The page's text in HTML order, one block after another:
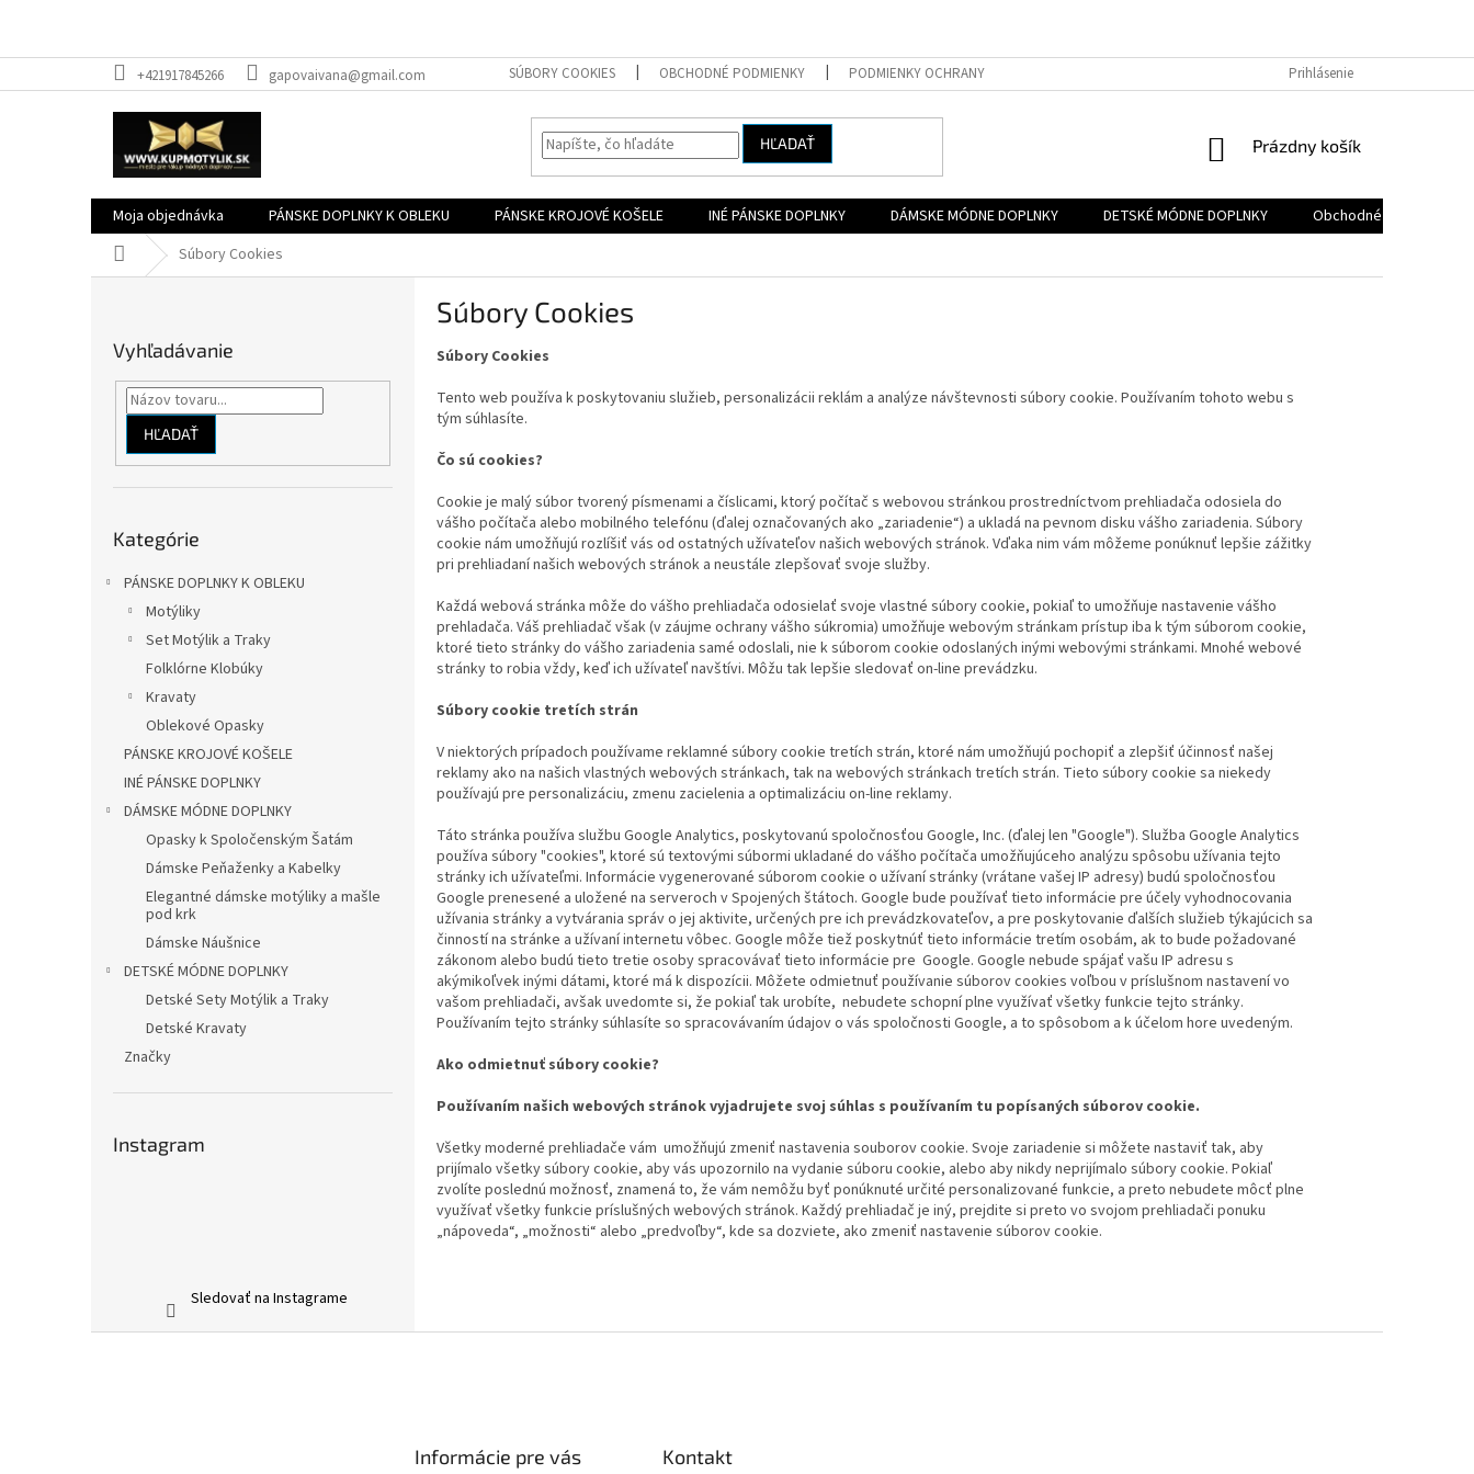
na
+421917845266 gapovaivana@gmail.com SÚBORY COOKIES OBCHODNÉ PODMIENKY PODMIENKY OCHRANY OSOBNÝCH ÚDAJOV FORMULÁR PRE ODSTÚPENIE OD ZMLUVY
Prihlásenie
HĽADAŤ
NÁKUPNÝ
Prázdny košík
Moja objednávka PÁNSKE DOPLNKY K OBLEKU PÁNSKE KROJOVÉ KOŠELE INÉ PÁNSKE DOPLNKY DÁMSKE MÓDNE DOPLNKY DETSKÉ MÓDNE DOPLNKY
Obchodné podmienky
DomovSúbory Cookies
Vyhľadávanie
HĽADAŤ
kategórie
Kategórie
PÁNSKE DOPLNKY K OBLEKU
Motýliky
Set Motýlik a Traky
Folklórne Klobúky
Kravaty
Oblekové Opasky
PÁNSKE KROJOVÉ KOŠELE
INÉ PÁNSKE DOPLNKY
DÁMSKE MÓDNE DOPLNKY
Opasky k Spoločenským Šatám
Dámske Peňaženky a Kabelky
Elegantné dámske motýliky a mašle
pod krk
Dámske Náušnice
DETSKÉ MÓDNE DOPLNKY
Detské Sety Motýlik a Traky
Detské Kravaty
Značky
Instagram
Sledovať na Instagrame
Súbory Cookies
Súbory Cookies
Tento web používa k poskytovaniu služieb, personalizácii reklám a analýze návštevnosti súbory cookie. Používaním tohoto webu s
tým súhlasíte.
Čo sú cookies?
Cookie je malý súbor tvorený písmenami a číslicami, ktorý počítač s webovou stránkou prostredníctvom prehliadača odosiela do
vášho počítača alebo mobilného telefónu (ďalej označovaných ako „zariadenie“) a ukladá na pevnom disku vášho zariadenia. Súbory
cookie nám umožňujú rozlíšiť vás od ostatných užívateľov našich webových stránok. Vďaka nim vám môžeme ponúknuť lepšie zážitky
pri prehliadaní našich webových stránok a neustále zlepšovať svoje služby.
Každá webová stránka môže do vášho prehliadača odosielať svoje vlastné súbory cookie, pokiaľ to umožňuje nastavenie vášho
prehladača. Váš prehliadač však (v záujme ochrany vášho súkromia) umožňuje webovým stránkam prístup iba k tým súborom cookie,
ktoré tieto stránky do vášho zariadenia samé odoslali, nie k súborom cookie odoslaných inými webovými stránkami. Mnohé webové
stránky to robia vždy, keď ich užívateľ navštívi. Môžu tak lepšie sledovať on-line prevádzku.
Súbory cookie tretích strán
V niektorých prípadoch používame reklamné súbory cookie tretích strán, ktoré nám umožňujú pochopiť a zlepšiť účinnosť našej
reklamy ako na našich vlastných webových stránkach, tak na webových stránkach tretích strán. Tieto súbory cookie sa niekedy
používajú pre personalizáciu, zmenu zacielenia a optimalizáciu on-line reklamy.
Táto stránka používa službu Google Analytics, poskytovanú spoločnosťou Google, Inc. (ďalej len "Google"). Služba Google Analytics
používa súbory "cookies", ktoré sú textovými súbormi ukladané do vášho počítača umožňujúceho analýzu spôsobu užívania tejto
stránky ich užívateľmi. Informácie vygenerované súborom cookie o užívaní stránky (vrátane vašej IP adresy) budú spoločnosťou
Google prenesené a uložené na serveroch v Spojených štátoch. Google bude používať tieto informácie pre účely vyhodnocovania
užívania stránky a vytvárania správ o jej aktivite, určených pre ich prevádzkovateľov, a pre poskytovanie ďalších služieb týkajúcich sa
činností na stránke a užívaní internetu vôbec. Google môže tiež poskytnúť tieto informácie tretím osobám, ak to bude požadované
zákonom alebo budú tieto tretie osoby spracovávať tieto informácie pre Google. Google nebude spájať vašu IP adresu s
akýmikoľvek inými dátami, ktoré má k dispozícii. Môžete odmietnuť používanie súborov cookies voľbou v príslušnom nastavení vo
vašom prehliadači, avšak uvedomte si, že pokiaľ tak urobíte, nebudete schopní plne využívať všetky funkcie tejto stránky.
Používaním tejto stránky súhlasíte so spracovávaním údajov o vás spoločnosti Google, a to spôsobom a k účelom hore uvedeným.
Ako odmietnuť súbory cookie?
Používaním našich webových stránok vyjadrujete svoj súhlas s používaním tu popísaných súborov cookie.
Všetky moderné prehliadače vám umožňujú zmeniť nastavenia souborov cookie. Svoje zariadenie si môžete nastaviť tak, aby
prijímalo všetky súbory cookie, aby vás upozornilo na vydanie súboru cookie, alebo aby nikdy neprijímalo súbory cookie. Pokiaľ
zvolíte poslednú možnosť, znamená to, že vám nemôžu byť ponúknuté určité personalizované funkcie, a preto nebudete môcť plne
využívať všetky funkcie príslušných webových stránok. Každý prehliadač je iný, prejdite si preto vo svojom prehliadači ponuku
„nápoveda“, „možnosti“ alebo „predvoľby“, kde sa dozviete, ako zmeniť nastavenie súborov cookie.
Informácie pre vás Kontakt